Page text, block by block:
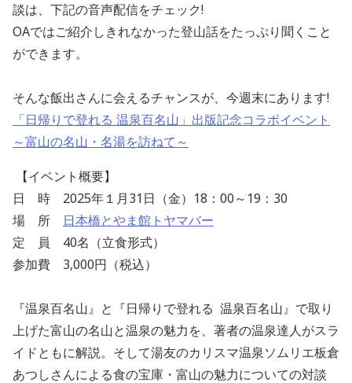
談は、下記の音声配信をチェック!
OAではご紹介しきれなかった登山話をたっぷり聞くこと
ができます。
そんな飯出さんに会えるチャンスが、今週末にあります!
「日帰りで登れる 温泉百名山」出版記念コラボイベント
～富山の名山・名湯を訪ねて～
【イベント概要】
日 時 2025年１月31日（金）18：00～19：30
場 所 日本橋とやま館トヤマバー
定 員 40名（立食形式）
参加費 3,000円（税込）
『温泉百名山』と『日帰りで登れる 温泉百名山』で取り
上げた富山の名山と温泉の魅力を、著者の温泉達人がスラ
イドともに解説。そして湯友のカリスマ温泉ソムリエ板倉
あつしさんによる食の宝庫・富山の魅力についての対談